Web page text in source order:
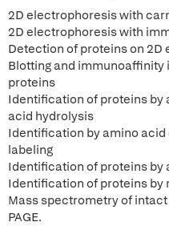
2D electrophoresis with
2D electrophoresis with
Detection of proteins on
Blotting and
proteins
Identification of proteins
acid hydrolysis
Identification by amino
labeling
Identification of proteins by
Identification of proteins by
Mass spectrometry of
PAGE.